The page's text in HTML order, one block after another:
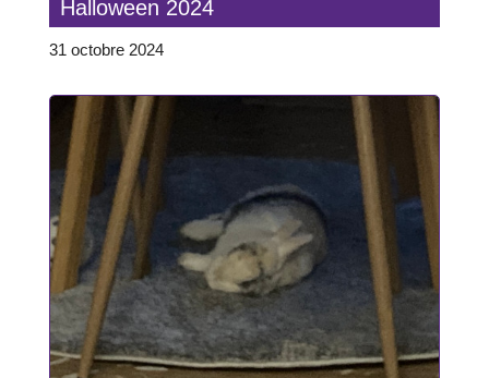
Halloween 2024
31 octobre 2024